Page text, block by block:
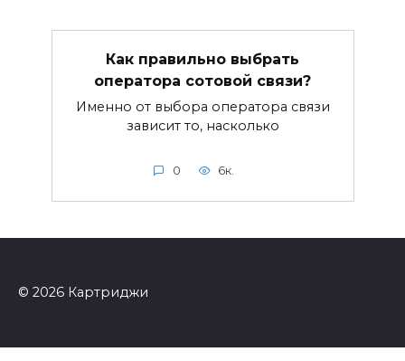
Как правильно выбрать
оператора сотовой связи?
Именно от выбора оператора связи
зависит то, насколько
0 6к.
© 2026 Картриджи